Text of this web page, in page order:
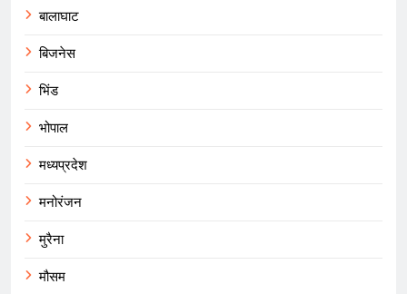
बालाघाट
बिजनेस
भिंड
भोपाल
मध्यप्रदेश
मनोरंजन
मुरैना
मौसम